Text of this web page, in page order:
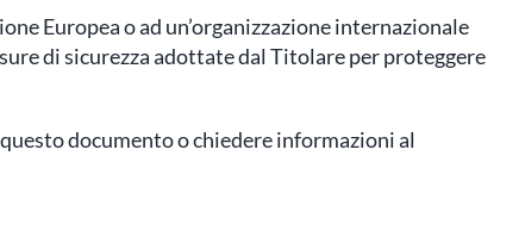
Europea o ad un’organizzazione internazionale
di sicurezza adottate dal Titolare per proteggere
documento o chiedere informazioni al